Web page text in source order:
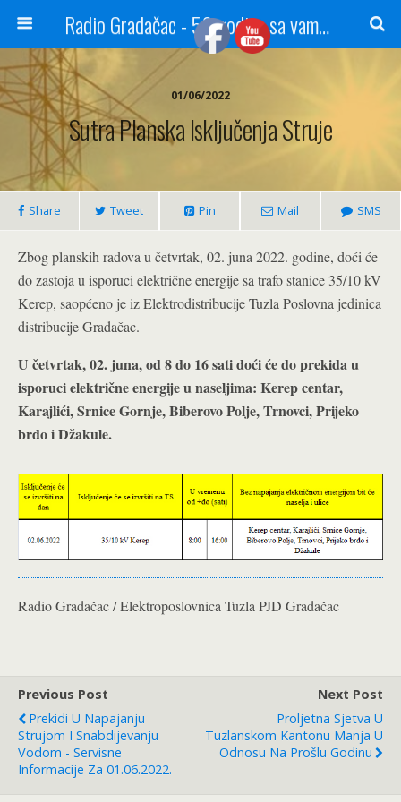
Radio Gradačac - 56 godina sa vama...
01/06/2022
Sutra Planska Isključenja Struje
Share Tweet Pin Mail SMS
Zbog planskih radova u četvrtak, 02. juna 2022. godine, doći će
do zastoja u isporuci električne energije sa trafo stanice 35/10 kV
Kerep, saopćeno je iz Elektrodistribucije Tuzla Poslovna jedinica
distribucije Gradačac.
U četvrtak, 02. juna, od 8 do 16 sati doći će do prekida u
isporuci električne energije u naseljima: Kerep centar,
Karajlići, Srnice Gornje, Biberovo Polje, Trnovci, Prijeko
brdo i Džakule.
Radio Gradačac / Elektroposlovnica Tuzla PJD Gradačac
Previous Post
Prekidi U Napajanju
Strujom I Snabdijevanju
Vodom - Servisne
Informacije Za 01.06.2022.
Next Post
Proljetna Sjetva U
Tuzlanskom Kantonu Manja U
Odnosu Na Prošlu Godinu